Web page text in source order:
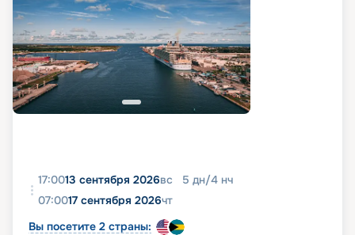
17:0013 сентября 2026вс 5 дн/4 нч
07:0017 сентября 2026чт
Вы посетите 2 страны: